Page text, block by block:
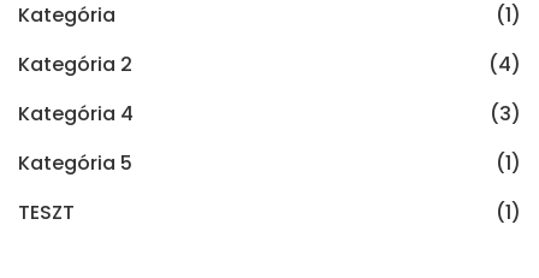
Kategória
(1)
Kategória 2
(4)
Kategória 4
(3)
Kategória 5
(1)
TESZT
(1)